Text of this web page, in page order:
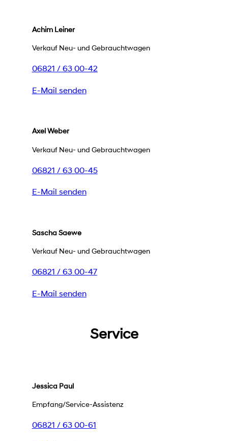
Achim Leiner
Verkauf Neu- und Gebrauchtwagen
06821 / 63 00-42
E-Mail senden
Axel Weber
Verkauf Neu- und Gebrauchtwagen
06821 / 63 00-45
E-Mail senden
Sascha Saewe
Verkauf Neu- und Gebrauchtwagen
06821 / 63 00-47
E-Mail senden
Service
Jessica Paul
Empfang/Service-Assistenz
06821 / 63 00-61